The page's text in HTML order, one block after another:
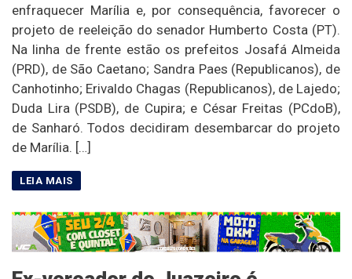
enfraquecer Marília e, por consequência, favorecer o
projeto de reeleição do senador Humberto Costa (PT).
Na linha de frente estão os prefeitos Josafá Almeida
(PRD), de São Caetano; Sandra Paes (Republicanos), de
Canhotinho; Erivaldo Chagas (Republicanos), de Lajedo;
Duda Lira (PSDB), de Cupira; e César Freitas (PCdoB),
de Sanharó. Todos decidiram desembarcar do projeto
de Marília. […]